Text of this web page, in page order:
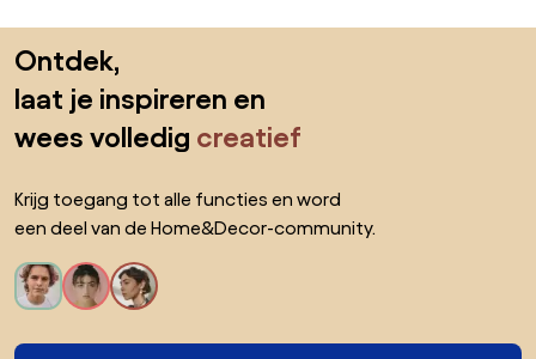
Ontdek,
laat je inspireren en
wees volledig creatief
Krijg toegang tot alle functies en word
een deel van de Home&Decor-community.